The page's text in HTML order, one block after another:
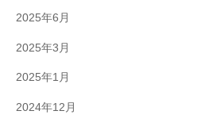
2025年6月
2025年3月
2025年1月
2024年12月